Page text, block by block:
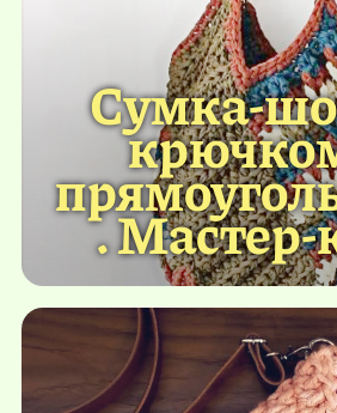
Сумка-
. Мастер-